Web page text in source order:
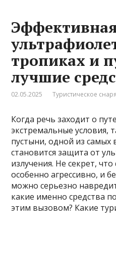
тропиках и
лучшие
02.05.2025 Туристическое
Когда речь заходит о
экстремальные условия,
пустыни, одной из самых
становится защита от
излучения. Не секрет,
особенно агрессивно, и
можно серьезно
какие именно средства
этим вызовом? Какие